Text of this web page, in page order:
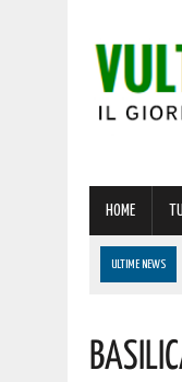
HOME
ULTIME NEWS
6 AGOSTO 2026 |